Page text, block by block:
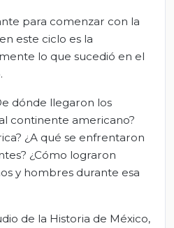
para comenzar con la
este ciclo es la
lo que sucedió en el
dónde llegaron los
continente americano?
¿A qué se enfrentaron
¿Cómo lograron
y hombres durante esa
de la Historia de México,